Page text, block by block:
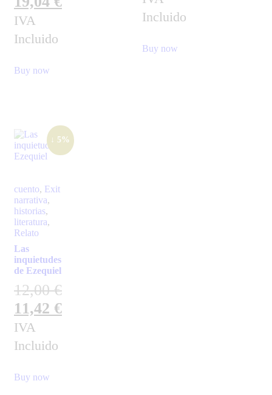
IVA
Incluido
Buy now
Incluido
Buy now
↓ 5%
cuento, Exit
narrativa,
historias,
literatura,
Relato
Las
inquietudes
de Ezequiel
12,00€
11,42 €
IVA
Incluido
Buy now